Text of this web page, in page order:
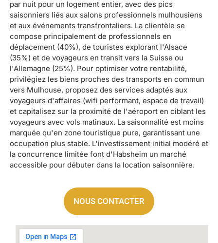
par nuit pour un logement entier, avec des pics
saisonniers liés aux salons professionnels mulhousiens
et aux événements transfrontaliers. La clientèle se
compose principalement de professionnels en
déplacement (40%), de touristes explorant l'Alsace
(35%) et de voyageurs en transit vers la Suisse ou
l'Allemagne (25%). Pour optimiser votre rentabilité,
privilégiez les biens proches des transports en commun
vers Mulhouse, proposez des services adaptés aux
voyageurs d'affaires (wifi performant, espace de travail)
et capitalisez sur la proximité de l'aéroport en ciblant les
voyageurs avec vols matinaux. La saisonnalité est moins
marquée qu'en zone touristique pure, garantissant une
occupation plus stable. L'investissement initial modéré et
la concurrence limitée font d'Habsheim un marché
accessible pour débuter dans la location saisonnière.
NOUS CONTACTER